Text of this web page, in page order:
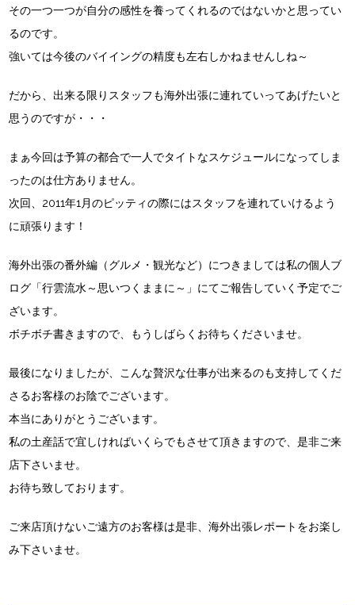
その一つ一つが自分の感性を養ってくれるのではないかと思ってい
るのです。
強いては今後のバイイングの精度も左右しかねませんしね～
だから、出来る限りスタッフも海外出張に連れていってあげたいと
思うのですが・・・
まぁ今回は予算の都合で一人でタイトなスケジュールになってしま
ったのは仕方ありません。
次回、2011年1月のピッティの際にはスタッフを連れていけるよう
に頑張ります！
海外出張の番外編（グルメ・観光など）につきましては私の個人ブ
ログ「行雲流水～思いつくままに～」にてご報告していく予定でご
ざいます。
ボチボチ書きますので、もうしばらくお待ちくださいませ。
最後になりましたが、こんな贅沢な仕事が出来るのも支持してくだ
さるお客様のお陰でございます。
本当にありがとうございます。
私の土産話で宜しければいくらでもさせて頂きますので、是非ご来
店下さいませ。
お待ち致しております。
ご来店頂けないご遠方のお客様は是非、海外出張レポートをお楽し
み下さいませ。